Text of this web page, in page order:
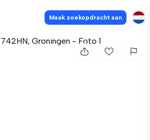
Maak zoekopdracht aan